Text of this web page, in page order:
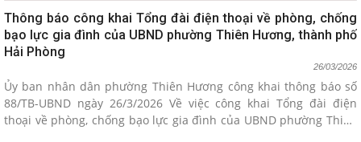
Thông báo công khai Tổng đài điện thoại về phòng, chống
bạo lực gia đình của UBND phường Thiên Hương, thành phố
Hải Phòng
26/03/2026
Ủy ban nhân dân phường Thiên Hương công khai thông báo số
88/TB-UBND ngày 26/3/2026 Về việc công khai Tổng đài điện
thoại về phòng, chống bạo lực gia đình của UBND phường Thiên